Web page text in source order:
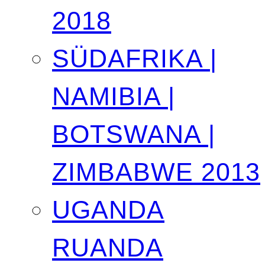
2018
SÜDAFRIKA |
NAMIBIA |
BOTSWANA |
ZIMBABWE 2013
UGANDA
RUANDA